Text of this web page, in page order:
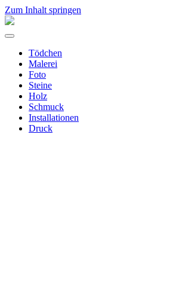
Zum Inhalt springen
Aline
Menü
umschalten
Tödchen
Malerei
Foto
Steine
Holz
Schmuck
Installationen
Druck